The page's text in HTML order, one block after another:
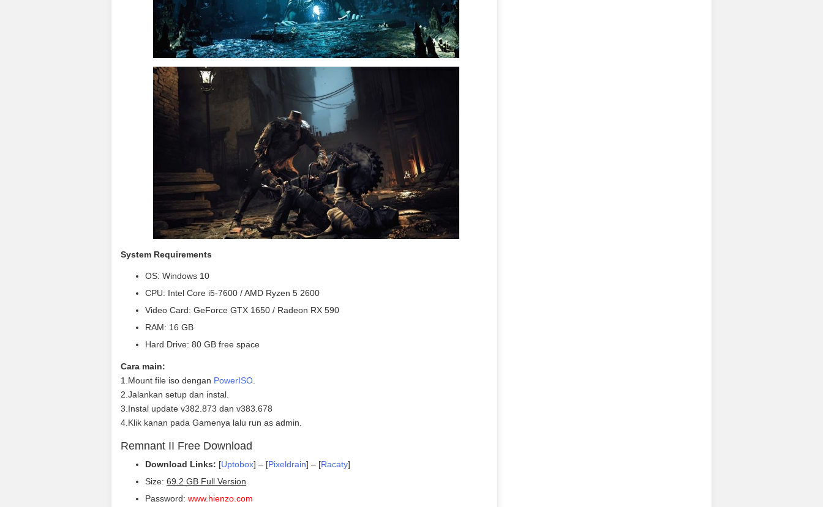
System Requirements
OS: Windows 10
CPU: Intel Core i5-7600 / AMD Ryzen 5 2600
Video Card: GeForce GTX 1650 / Radeon RX 590
RAM: 16 GB
Hard Drive: 80 GB free space
Cara main:
1.Mount file iso dengan PowerISO
2.Jalankan setup dan instal.
3.Instal update v382.873 dan v383.678
4.Klik kanan pada Gamenya lalu run as admin.
Remnant II Free Download
Download Links: [Uptobox] – [Pixeldrain] – [Racaty]
Size: 69.2 GB Full Version
Password: www.hienzo.com